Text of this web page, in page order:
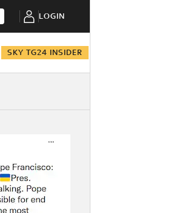
LOGIN
SKY TG24 INSIDER